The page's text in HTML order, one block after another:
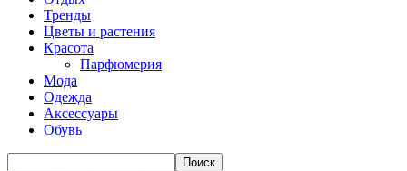
Тренды
Цветы и растения
Красота
Парфюмерия
Мода
Одежда
Аксессуары
Обувь